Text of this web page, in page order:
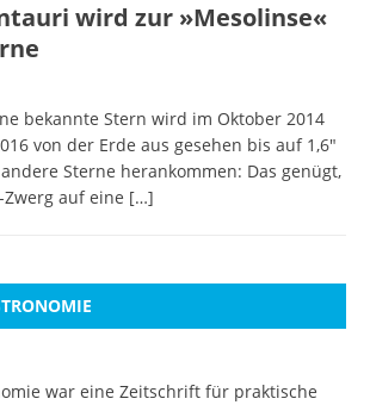
wird zur »Mesolinse«
bekannte Stern wird im Oktober 2014
von der Erde aus gesehen bis auf 1,6″
Sterne herankommen: Das genügt,
auf eine […]
war eine Zeitschrift für praktische